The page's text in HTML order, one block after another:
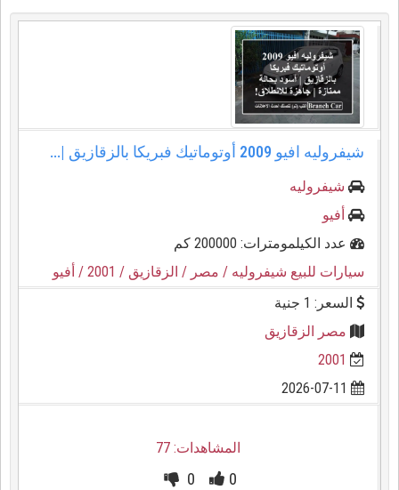
شيفروليه افيو 2009 أوتوماتيك فبريكا بالزقازيق |...
شيفروليه
أفيو
عدد الكيلمومترات: 200000 كم
سيارات للبيع شيفروليه / مصر / الزقازيق / 2001
/ أفيو
السعر: 1 جنية
مصر الزقازيق
2001
المشاهدات: 77
0
0